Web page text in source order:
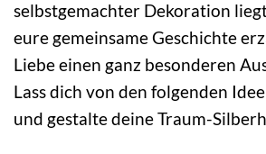
selbstgemachter Dekoration
eure gemeinsame Geschichte
Liebe einen ganz besonderen
Lass dich von den folgenden
und gestalte deine Traum-